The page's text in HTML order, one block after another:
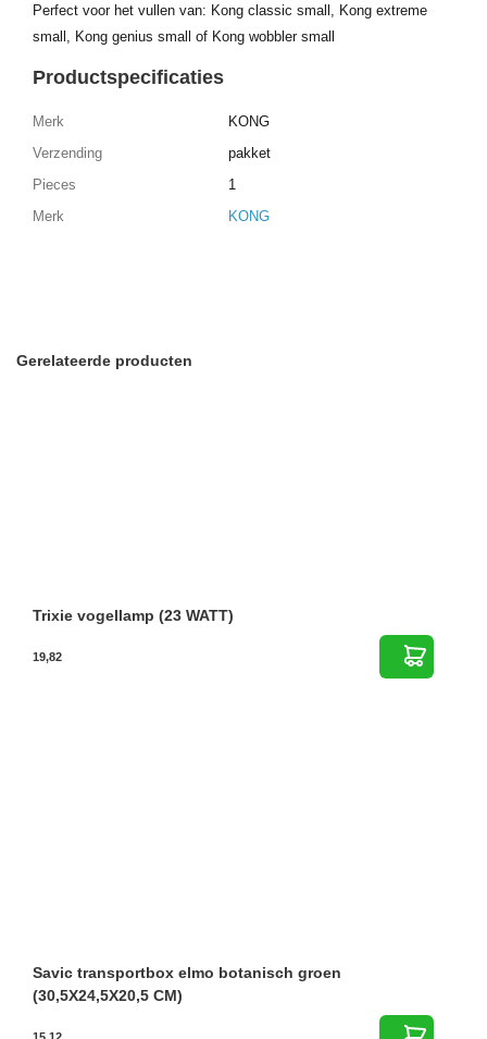
Perfect voor het vullen van: Kong classic small, Kong extreme
small, Kong genius small of Kong wobbler small
Productspecificaties
Merk
KONG
Verzending
pakket
Pieces
1
Merk
KONG
Gerelateerde producten
Trixie vogellamp (23 WATT)
19,82
Savic transportbox elmo botanisch groen
(30,5X24,5X20,5 CM)
15,12